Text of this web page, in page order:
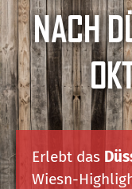
NACH
Erlebt das
Wiesn-